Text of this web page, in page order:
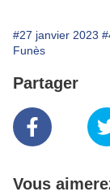
#27 janvier 2023
Funès
Partager
Vous